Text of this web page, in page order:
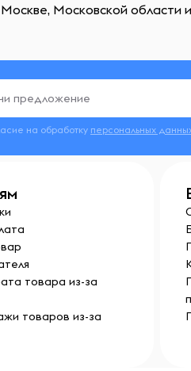
Московской области
на обработку персональных
товара из-за
товаров из-за